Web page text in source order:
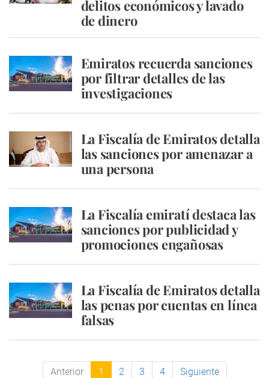
delitos económicos y lavado
de dinero
Emiratos recuerda sanciones
por filtrar detalles de las
investigaciones
La Fiscalía de Emiratos detalla
las sanciones por amenazar a
una persona
La Fiscalía emiratí destaca las
sanciones por publicidad y
promociones engañosas
La Fiscalía de Emiratos detalla
las penas por cuentas en línea
falsas
Anterior 1 2 3 4 Siguiente